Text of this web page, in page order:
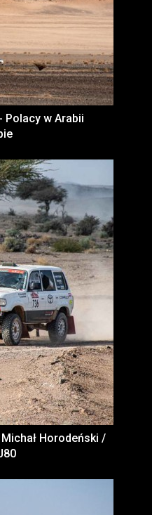
Polacy w Arabii
Horodeński /